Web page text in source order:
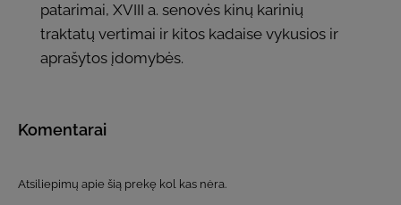
patarimai, XVIII a. senovės kinų karinių
traktatų vertimai ir kitos kadaise vykusios ir
aprašytos įdomybės.
Komentarai
Atsiliepimų apie šią prekę kol kas nėra.